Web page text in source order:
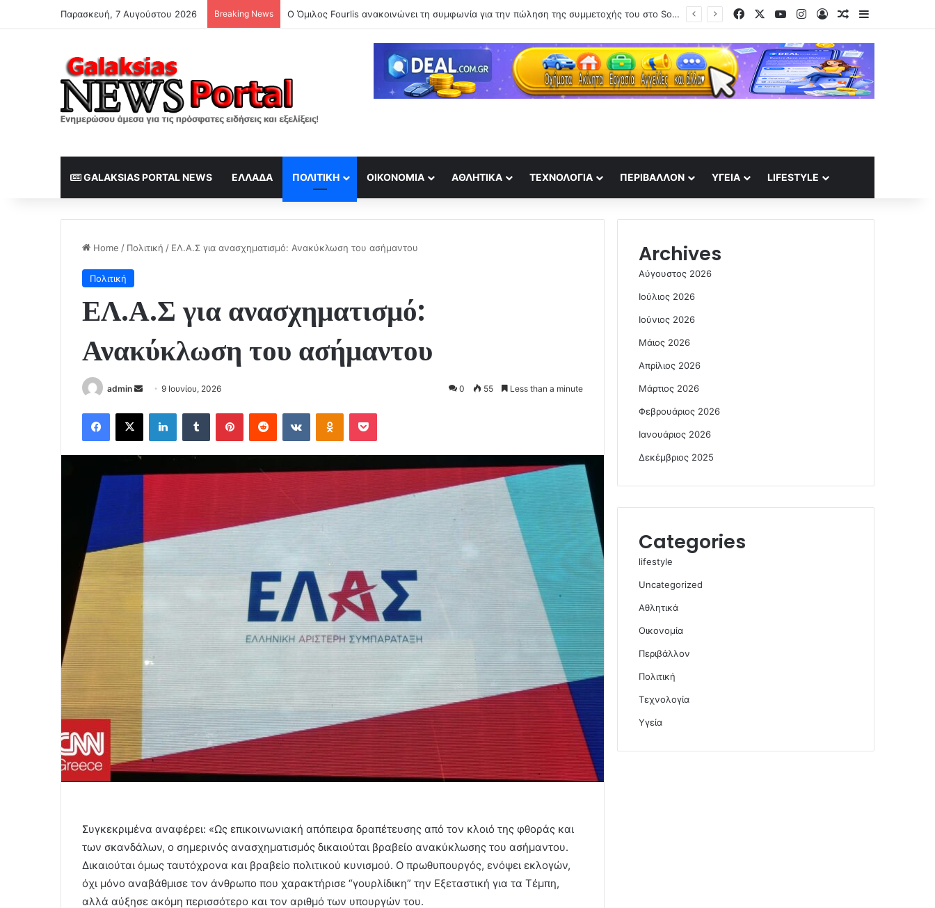
Παρασκευή, 7 Αυγούστου 2026 Breaking News ΣΕΦ: Το Ελεγκτικό ακύρωσε τον διαγωνισμό για ενεργειακη αναβάθμιση – Ορισε νέο για τις 10 Σεπτέμβρη FacebookYouTubeInstagram
Log InRandom Article
Sidebar
GALAKSIAS PORTAL NEWS ΕΛΛΆΔΑ ΠΟΛΙΤΙΚΉ ΟΙΚΟΝΟΜΊΑ ΑΘΛΗΤΙΚΆ ΤΕΧΝΟΛΟΓΊΑ ΠΕΡΙΒΆΛΛΟΝ ΥΓΕΊΑ LIFESTYLE
Home / Πολιτική / ΕΛ.Α.Σ για ανασχηματισμό: Ανακύκλωση του ασήμαντου
Πολιτική
ΕΛ.Α.Σ για ανασχηματισμό:
Ανακύκλωση του ασήμαντου
admin
Send
email
9 Ιουνίου, 2026 0 55 Less than a minute
Facebook
X LinkedInTumblr PinterestReddit VKontakteOdnoklassniki
Pocket
Συγκεκριμένα αναφέρει: «Ως επικοινωνιακή απόπειρα δραπέτευσης από τον κλοιό της φθοράς και
των σκανδάλων, ο σημερινός ανασχηματισμός δικαιούται βραβείο ανακύκλωσης του ασήμαντου.
Δικαιούται όμως ταυτόχρονα και βραβείο πολιτικού κυνισμού. Ο πρωθυπουργός, ενόψει εκλογών,
όχι μόνο αναβάθμισε τον άνθρωπο που χαρακτήρισε “γουρλίδικη” την Εξεταστική για τα Τέμπη,
αλλά αύξησε ακόμη περισσότερο και τον αριθμό των υπουργών του.
Archives
Αύγουστος 2026
Ιούλιος 2026
Ιούνιος 2026
Μάιος 2026
Απρίλιος 2026
Μάρτιος 2026
Φεβρουάριος 2026
Ιανουάριος 2026
Δεκέμβριος 2025
Categories
lifestyle
Uncategorized
Αθλητικά
Οικονομία
Περιβάλλον
Πολιτική
Τεχνολογία
Υγεία